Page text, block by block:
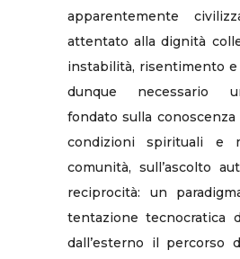
apparentemente
attentato alla dignità
instabilità, risentimento e
dunque necessario
fondato sulla
condizioni spirituali e
comunità, sull’ascolto
reciprocità: un
tentazione tecnocratica
dall’esterno il percorso